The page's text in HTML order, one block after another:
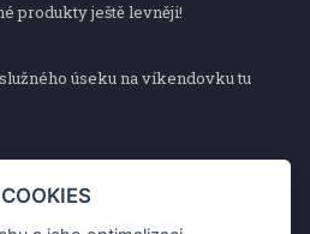
produkty ještě levněji!
úseku na víkendovku tu
úseku na víkendovku tu